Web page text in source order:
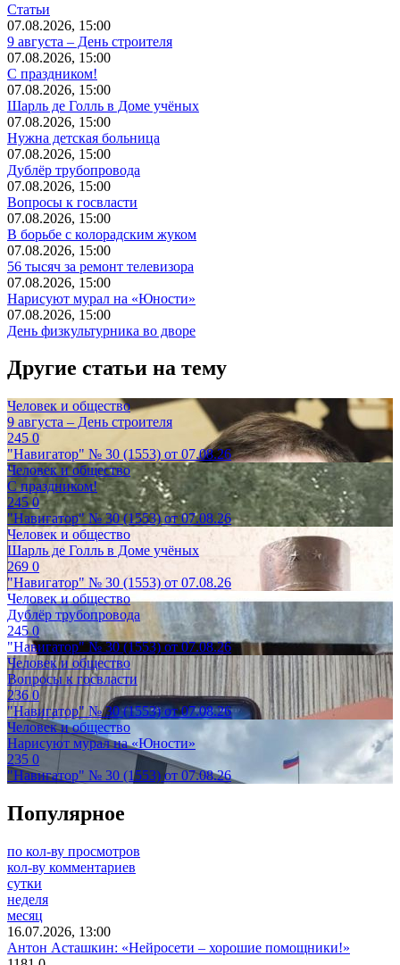
Статьи
07.08.2026, 15:00
9 августа – День строителя
07.08.2026, 15:00
С праздником!
07.08.2026, 15:00
Шарль де Голль в Доме учёных
07.08.2026, 15:00
Нужна детская больница
07.08.2026, 15:00
Дублёр трубопровода
07.08.2026, 15:00
Вопросы к госвласти
07.08.2026, 15:00
В борьбе с колорадским жуком
07.08.2026, 15:00
56 тысяч за ремонт телевизора
07.08.2026, 15:00
Нарисуют мурал на «Юности»
07.08.2026, 15:00
День физкультурника во дворе
Другие статьи на тему
Человек и общество
9 августа – День строителя
2450
"Навигатор" № 30 (1553) от 07.08.26
Человек и общество
С праздником!
2450
"Навигатор" № 30 (1553) от 07.08.26
Человек и общество
Шарль де Голль в Доме учёных
269 0
"Навигатор" № 30 (1553) от 07.08.26
Человек и общество
Дублёр трубопровода
2450
"Навигатор" № 30 (1553) от 07.08.26
Человек и общество
Вопросы к госвласти
2360
"Навигатор" № 30 (1553) от 07.08.26
Человек и общество
Нарисуют мурал на «Юности»
235 0
"Навигатор" № 30 (1553) от 07.08.26
Популярное
по кол-ву просмотров
кол-ву комментариев
сутки
неделя
месяц
16.07.2026, 13:00
Антон Асташкин: «Нейросети – хорошие помощники!»